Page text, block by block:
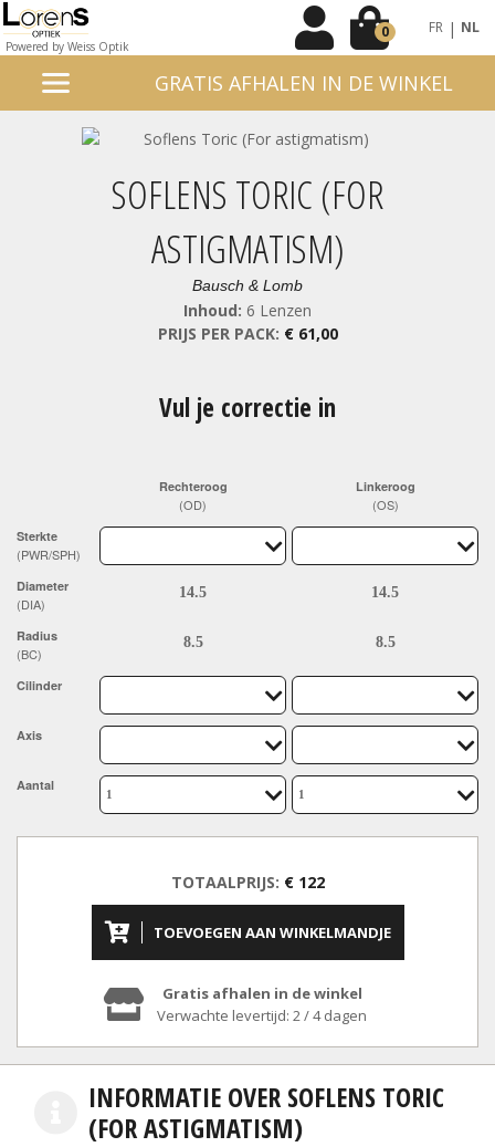
Powered by Weiss Optik
0 FR | NL
GRATIS AFHALEN IN DE WINKEL
SOFLENS TORIC (FOR
ASTIGMATISM)
Bausch & Lomb
Inhoud: 6 Lenzen
PRIJS PER PACK: € 61,00
Vul je correctie in
Sterkte
(PWR/SPH)
Diameter
(DIA)
Radius
(BC)
Cilinder
Axis
Aantal
Rechteroog
(OD)
Linkeroog
(OS)
TOTAALPRIJS: € 122
TOEVOEGEN AAN WINKELMANDJE
Gratis afhalen in de winkel
Verwachte levertijd: 2 / 4 dagen
INFORMATIE OVER SOFLENS TORIC
(FOR ASTIGMATISM)